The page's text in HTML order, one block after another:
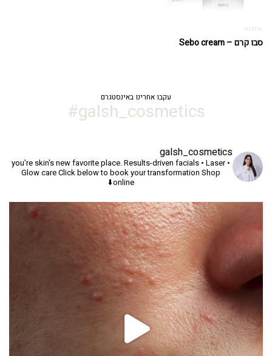
שונות
סבו קרם – Sebo cream
עקבו אחרינו באינסטגרם
galsh_cosmetics#
galsh_cosmetics
you're skin's new favorite place.Results-driven facials • Laser •
Glow careClick below to book your transformation Shop
online⬇️